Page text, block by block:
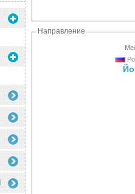
Направление